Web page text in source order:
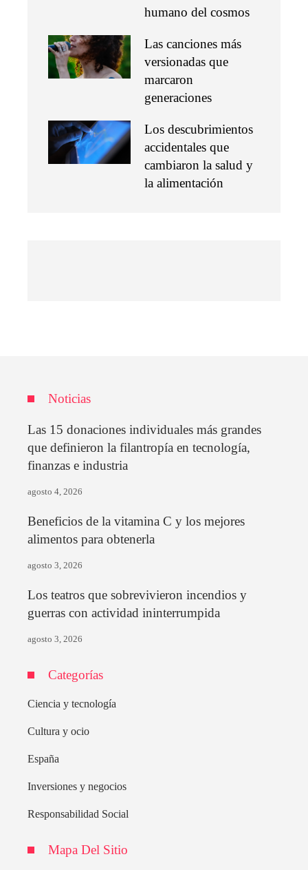
humano del cosmos
Las canciones más
versionadas que
marcaron
generaciones
Los descubrimientos
accidentales que
cambiaron la salud y
la alimentación
Noticias
Las 15 donaciones individuales más grandes
que definieron la filantropía en tecnología,
finanzas e industria
agosto 4, 2026
Beneficios de la vitamina C y los mejores
alimentos para obtenerla
agosto 3, 2026
Los teatros que sobrevivieron incendios y
guerras con actividad ininterrumpida
agosto 3, 2026
Categorías
Ciencia y tecnología
Cultura y ocio
España
Inversiones y negocios
Responsabilidad Social
Mapa Del Sitio